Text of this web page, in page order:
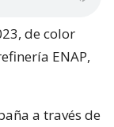
de color
ENAP,
a través de